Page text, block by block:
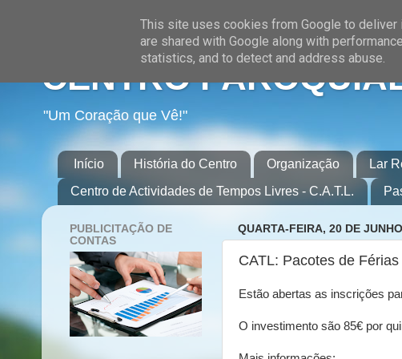
CENTRO
"Um Coração que Vê!"
Início História do Centro Organização Lar
Centro de Actividades de Tempos Livres - C.A.T.L.
QUARTA-FEIRA, 20 DE
CATL: Pacotes de Férias
Estão abertas as inscrições
O investimento são 85€ por
PUBLICITAÇÃO DE
CONTAS
This site uses cookies from Google to deliver
are shared with Google along with
statistics, and to detect and address abuse.